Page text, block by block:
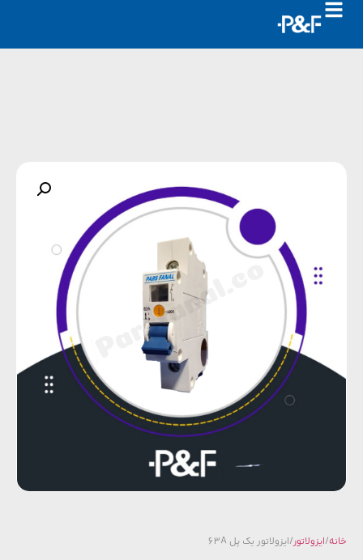
ایزولاتور/ ایزولاتور یک پل 63A